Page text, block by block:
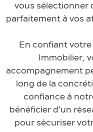
vous sélectionner
parfaitement à vos
En confiant votre
Immobilier,
accompagnement
long de la
confiance à
bénéficier d'un
pour sécuriser